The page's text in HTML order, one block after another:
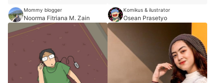
adalah saat yang tepat untuk
melakukan quality time bersama
keluarga. Liburan sekolah juga
ajaran baru akan segera dimulai.
Saatnya orang tua menyiapkan
keperluan sekolah anak untuk
digunakan di kelas atau bahkan
Mommy blogger
Noorma Fitriana M. Zain
informasi dan menceritakan hal-
hal menarik yang bisa dinikmati
oleh pembaca. Saya sendiri
pernah membuat dua jenis
komik, yaitu tradisional dan
digital. Tradisional merujuk pada
komik yang saya buat dengan
alas kertas, sedangkan komik
Komikus & ilustrator
Osean Prasetyo